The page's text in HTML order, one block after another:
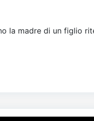
la madre di un figlio